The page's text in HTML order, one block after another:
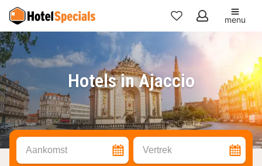
Mijn
favorieten
menu
Hotels in Ajaccio
Aankomst Vertrek